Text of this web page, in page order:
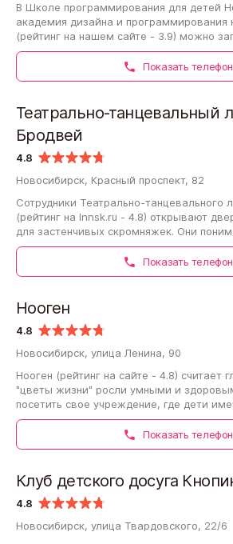
В Школе программирования для детей
академия дизайна и
(рейтинг на нашем сайте - 3.9) можно
китайского, английского и испанского…
Показать телефон
4.8
Театрально-танцевальный
Бродвей
Новосибирск, Красный проспект, 82
Сотрудники Театрально-танцевального
(рейтинг на Innsk.ru - 4.8) открывают
для застенчивых скромняжек. Они
воспитании подрастающего поколения…
Показать телефон
4.8
Нооген
Новосибирск, улица Ленина, 90
Нооген (рейтинг на сайте - 4.8) считает
"цветы жизни" росли умными и
посетить свое учреждение, где дети
провести время с удовольствием…
Показать телефон
4.8
Клуб детского досуга
Новосибирск, улица Твардовского, 22/6